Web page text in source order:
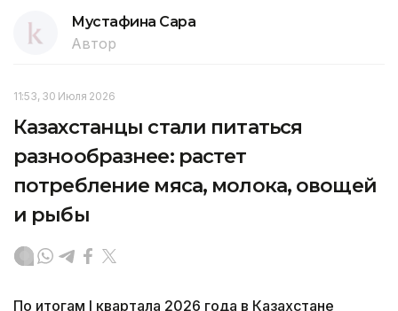
Мустафина Сара
Автор
11:53, 30 Июля 2026
Казахстанцы стали питаться
разнообразнее: растет
потребление мяса, молока, овощей
и рыбы
По итогам I квартала 2026 года в Казахстане